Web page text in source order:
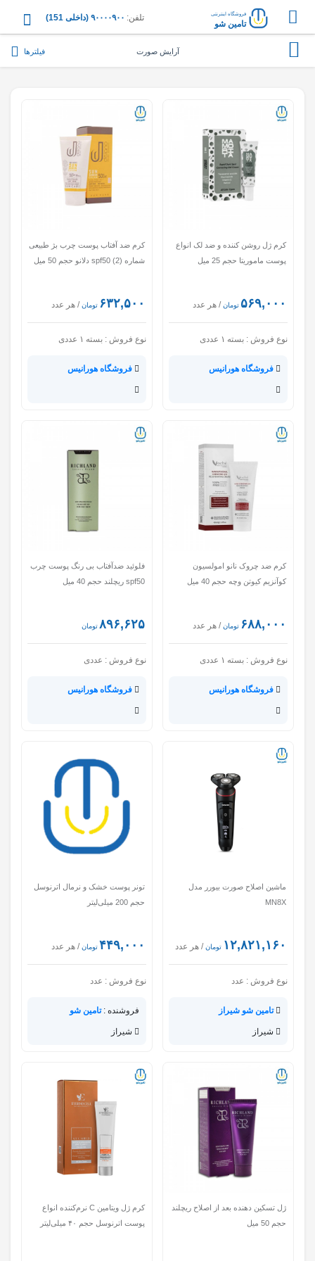
فروشگاه اینترنتی
تامین شو
تلفن: ۹۰۰۰۰۹۰۰ (داخلی 151)
آرایش صورت فیلترها
کرم ژل روشن کننده و ضد لک انواع
پوست ماموریتا حجم 25 میل
۵۶۹,۰۰۰ تومان / هر عدد
نوع فروش : بسته ۱ عددی
فروشگاه هورانیس
کرم ضد آفتاب پوست چرب بژ طبیعی
شماره (2) spf50 دلانو حجم 50 میل
۶۳۲,۵۰۰ تومان / هر عدد
نوع فروش : بسته ۱ عددی
فروشگاه هورانیس
کرم ضد چروک نانو امولسیون
کوآنزیم کیوتن وچه حجم 40 میل
۶۸۸,۰۰۰ تومان / هر عدد
نوع فروش : بسته ۱ عددی
فروشگاه هورانیس
فلوئید ضدآفتاب بی رنگ پوست چرب
spf50 ریچلند حجم 40 میل
۸۹۶,۶۲۵ تومان
نوع فروش : عددی
فروشگاه هورانیس
ماشین اصلاح صورت بیورر مدل
MN8X
۱۲,۸۲۱,۱۶۰ تومان / هر عدد
نوع فروش : عدد
تامین شو شیراز
شیراز
تونر پوست خشک و نرمال اترنوسل
حجم 200 میلی‌لیتر
۴۴۹,۰۰۰تومان / هر عدد
نوع فروش : عدد
فروشنده :تامین شو
شیراز
ژل تسکین دهنده بعد از اصلاح ریچلند
حجم 50 میل
کرم ژل ویتامین C نرم‌کننده انواع
پوست اترنوسل حجم ۴۰ میلی‌لیتر